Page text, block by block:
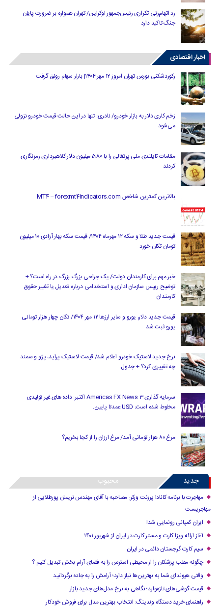
رد اتهام‌زنی تکراری رئیس‌جمهور اوکراین/ تهران همواره بر ضرورت پایان
جنگ تاکید دارد
اخبار اقتصادی
رکوردشکنی بورس تهران امروز ۱۲ مهر ۱۴۰۴| بازار سهام رونق گرفت
زخم کاری دلار به بازار خودرو/ نادری: تنها در این حالت قیمت خودرو نزولی
می‌شود
مقامات تایلندی ملی پرتغالی را با 580 میلیون دلار کلاهبرداری رمزنگاری
کردند
بالاترین کمترین شاخص MT4 – forexmt4indicators.com
قیمت جدید طلا و سکه ۱۲ مهرماه ۱۴۰۴/ قیمت سکه بهار آزادی ۱۰ میلیون
تومان تکان خورد
خبر مهم برای کارمندان دولت/ یک جراحی بزرگ بزرگ در راه است؟ +
توضیح رییس سازمان اداری و استخدامی درباره تعدیل یا تغییر حقوق
کارمندان
قیمت جدید دلار، یورو و سایر ارزها ۱۲ مهر ۱۴۰۴/ تکان چهار هزار تومانی
یورو ثبت شد
نرخ جدید لاستیک خودرو اعلام شد/ قیمت لاستیک پراید، پژو و سمند
چه تغییری کرد؟ + جدول
سرمایه گذاری Americas FX News 3 اکتبر: داده های غیر تولیدی
مخلوط شده است. USD عمدتا پایین.
مرغ ۸۰ هزار تومانی آمد/ مرغ ارزان را از کجا بخریم؟
جدید محبوب
مهاجرت با برنامه کانادا پرزنت ورکر: مصاحبه با آقای مهندس نریمان پورطلایی از
مهاجریست
ایران کمپانی رونمایی شد!
آغاز ارائه ویزا کارت و مستر کارت در ایران از شهریور ۱۴۰۱
سیم کارت گرجستان دائمی در ایران
چگونه مطب پزشکان را از محیطی استرس زا به فضای آرام بخش تبدیل کنیم ؟
وقتی هیوندای شما به بهترین‌ها نیاز دارد؛ آرامش را به جاده برگردانید
قیمت گوشی‌های تازه‌وارد؛ نگاهی به نرخ مدل‌های جدید بازار
راهنمای خرید دستگاه وندینگ: انتخاب بهترین مدل برای فروش خودکار